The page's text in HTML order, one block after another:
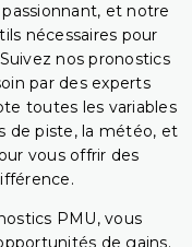
et notre
nécessaires pour
nos pronostics
par des experts
toutes les variables
de piste, la météo, et
vous offrir des
PMU, vous